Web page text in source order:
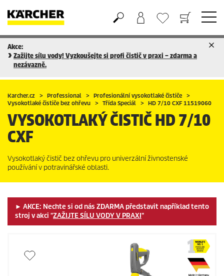
Nákupní košík
Seznam oblíbených produktů
Akce:
Zažijte sílu vody! Vyzkoušejte si profi čistič v praxi – zdarma a
nezávazně.
Karcher.cz Professional
Profesionální vysokotlaké čističe
Vysokotlaké čističe bez ohřevu
Třída Speciál HD 7/10 CXF 11519060
VYSOKOTLAKÝ ČISTIČ HD 7/10
CXF
Vysokotlaký čistič bez ohřevu pro univerzální živnostenské
používání v potravinářské oblasti.
► AKCE: Nechte si od nás ZDARMA představit například tento
stroj v akci "ZAŽIJTE SÍLU VODY V PRAXI"